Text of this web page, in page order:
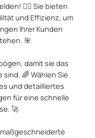
🦸‍♂️ Sie bieten
und Effizienz, um
Ihrer Kunden
🎯
damit sie das
🌈 Wählen Sie
und detailliertes
für eine schnelle
🚀